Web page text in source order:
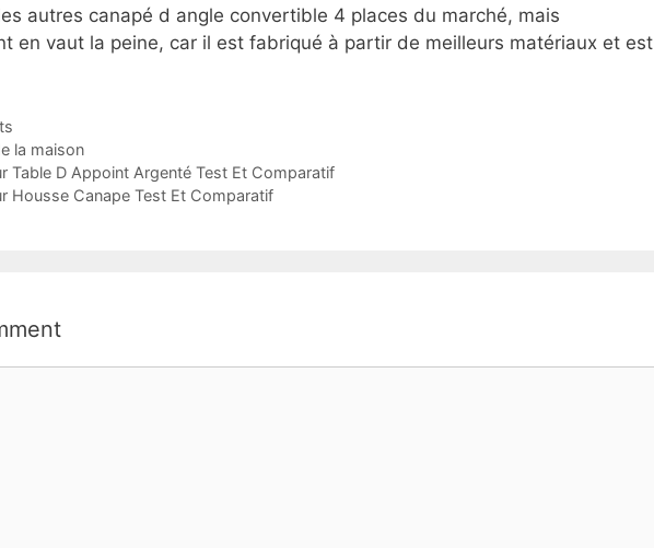
autres canapé d angle convertible 4 places du marché, mais
en vaut la peine, car il est fabriqué à partir de meilleurs matériaux et est
la maison
Table D Appoint Argenté Test Et Comparatif
Housse Canape Test Et Comparatif